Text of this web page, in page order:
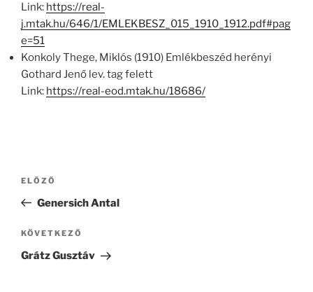
Link: https://real-
j.mtak.hu/646/1/EMLEKBESZ_015_1910_1912.pdf#pag
e=51
Konkoly Thege, Miklós (1910) Emlékbeszéd herényi
Gothard Jenő lev. tag felett
Link: https://real-eod.mtak.hu/18686/
Bejegyzés
Korábbi
bejegyzés
ELŐZŐ
Genersich Antal
Következő
bejegyzés
KÖVETKEZŐ
Grátz Gusztáv